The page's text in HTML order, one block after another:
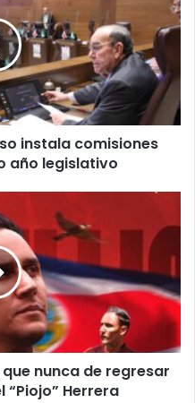
instala comisiones
año legislativo
nunca de regresar
“Piojo” Herrera